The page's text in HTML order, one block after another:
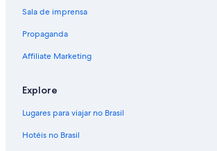
Sala de imprensa
Propaganda
Affiliate Marketing
Explore
Lugares para viajar no Brasil
Hotéis no Brasil